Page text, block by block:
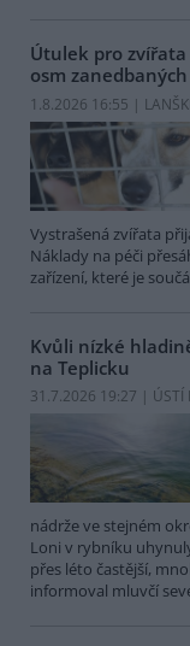
Útulek pro
osm zanedbaných
1.8.2026 16:55 |
Vystrašená zvířata
Náklady na péči
zařízení, které je
Kvůli nízké
na Teplicku
31.7.2026 19:27 | ÚSTÍ
nádrže ve stejném
Loni v rybníku
přes léto častější,
informoval mluvčí